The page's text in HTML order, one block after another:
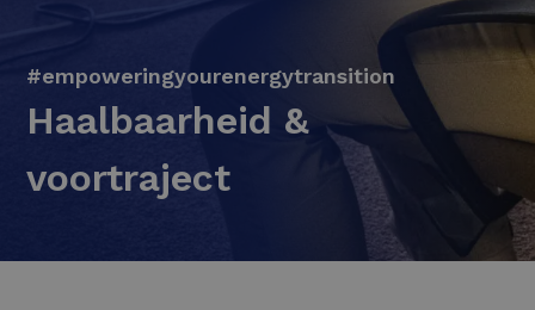
#empoweringyourenergytransition
Haalbaarheid &
voortraject